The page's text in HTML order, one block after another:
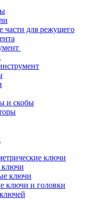
части для режущего
и скобы
ключи
ключи
ключи
ключи и головки